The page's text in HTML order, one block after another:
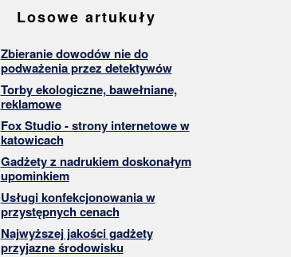
Losowe artukuły
Zbieranie dowodów nie do
podważenia przez detektywów
Torby ekologiczne, bawełniane,
reklamowe
Fox Studio - strony internetowe w
katowicach
Gadżety z nadrukiem doskonałym
upominkiem
Usługi konfekcjonowania w
przystępnych cenach
Najwyższej jakości gadżety
przyjazne środowisku